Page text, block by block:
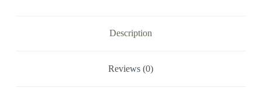
Description
Reviews (0)